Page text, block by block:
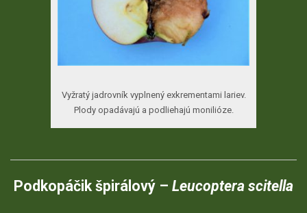
Vyžratý jadrovník vyplnený exkrementami lariev.
Plody opadávajú a podliehajú monilióze.
Podkopáčik špirálový – Leucoptera scitella